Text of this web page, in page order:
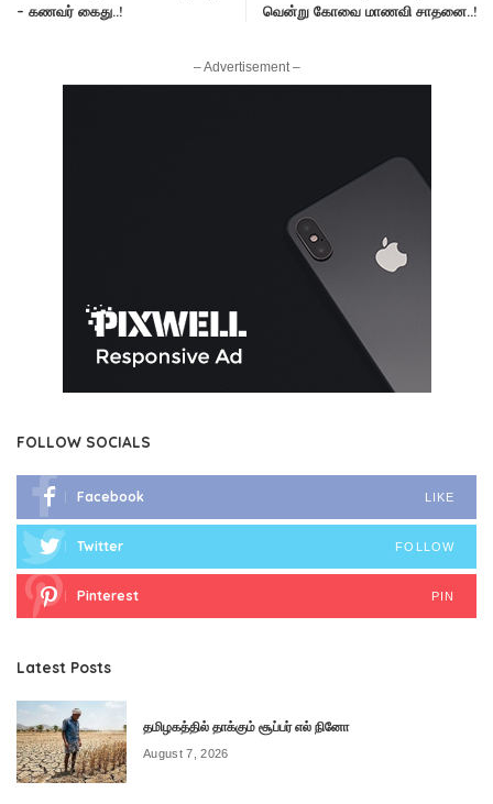
– கணவர் கைது..!
வென்று கோவை மாணவி சாதனை..!
– Advertisement –
FOLLOW SOCIALS
Facebook LIKE
Twitter FOLLOW
Pinterest PIN
Latest Posts
தமிழகத்தில் தாக்கும் சூப்பர் எல் நினோ
August 7, 2026